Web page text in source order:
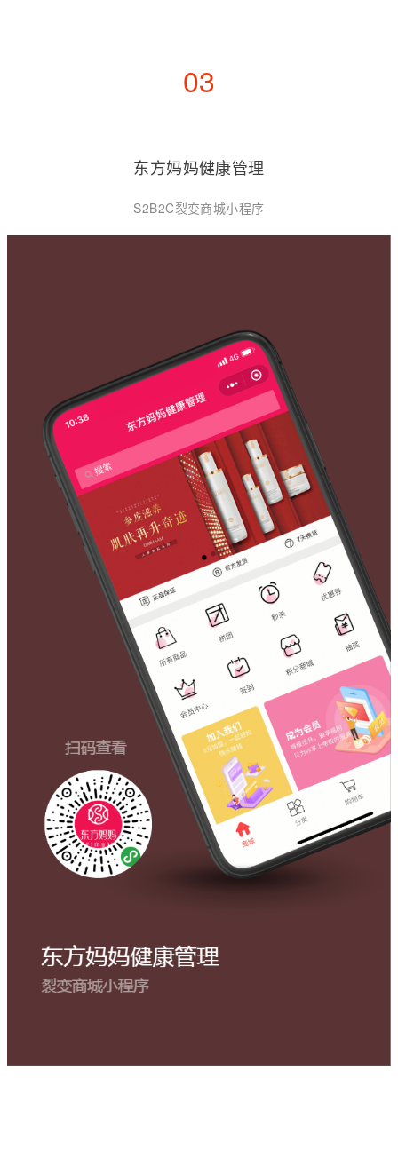
03
东方妈妈健康管理
S2B2C裂变商城小程序